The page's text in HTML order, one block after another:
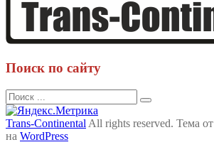
Поиск по сайту
Поиск
для:
Trans-Continental All rights reserved. Тема от
на WordPress